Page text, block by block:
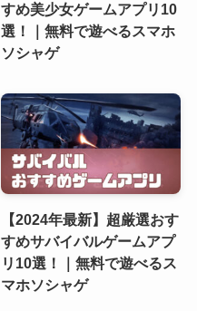
すめ美少女ゲームアプリ10
選！｜無料で遊べるスマホ
ソシャゲ
【2024年最新】超厳選おす
すめサバイバルゲームアプ
リ10選！｜無料で遊べるス
マホソシャゲ